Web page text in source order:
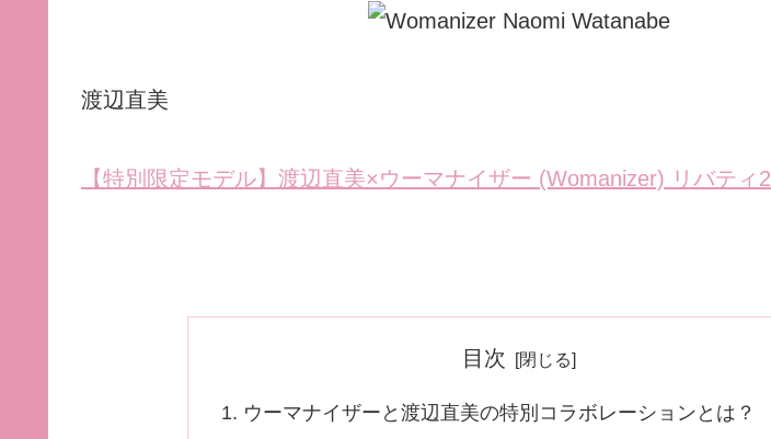
渡辺直美
【特別限定モデル】渡辺直美×ウーマナイザー (Womanizer) リバティ2
目次
ウーマナイザーと渡辺直美の特別コラボレーションとは？